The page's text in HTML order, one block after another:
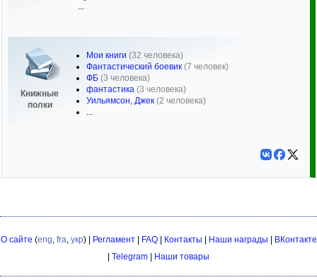
Книжные
полки
Мои книги (32 человека)
Фантастический боевик (7 человек)
ФБ (3 человека)
фантастика (3 человека)
Уильямсон, Джек (2 человека)
...
О сайте (eng, fra, укр) | Регламент| FAQ| Контакты Наши награды
ВКонтакте
Telegram Наши товары